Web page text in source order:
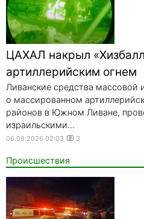
ЦАХАЛ накрыл
артиллерийским огнем
Ливанские средства
о массированном
районов в Южном Ливане,
израильскими...
06.08.2026 02:03 3
Происшествия